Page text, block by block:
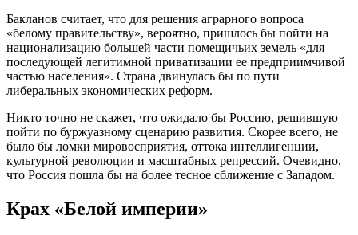
Бакланов считает, что для решения аграрного вопроса
«белому правительству», вероятно, пришлось бы пойти на
национализацию большей части помещичьих земель «для
последующей легитимной приватизации ее предприимчивой
частью населения». Страна двинулась бы по пути
либеральных экономических реформ.
Никто точно не скажет, что ожидало бы Россию, решившую
пойти по буржуазному сценарию развития. Скорее всего, не
было бы ломки мировосприятия, оттока интеллигенции,
культурной революции и масштабных репрессий. Очевидно,
что Россия пошла бы на более тесное сближение с Западом.
Крах «Белой империи»